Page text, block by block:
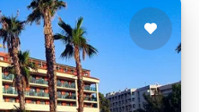
Ohtels Villa Romana